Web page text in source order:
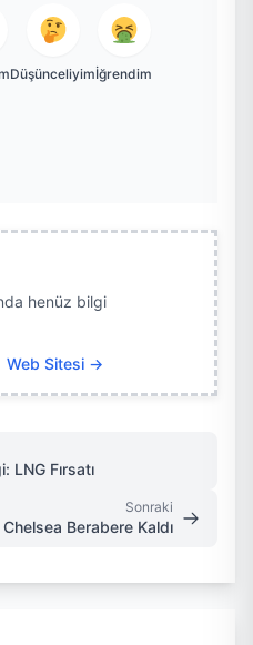
Düşünceliyimİğrendim
henüz bilgi
Web Sitesi →
LNG Fırsatı
Sonraki
Berabere Kaldı